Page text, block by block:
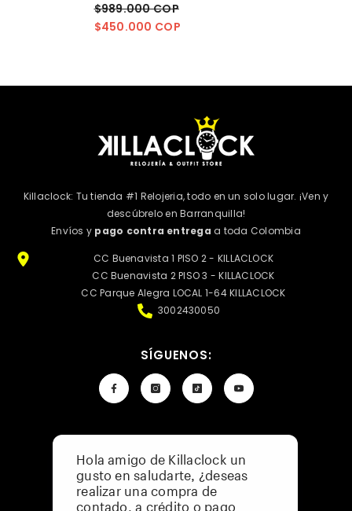
$989.000 COP
$450.000 COP
Killaclock: Tu tienda #1 Relojeria, todo en un solo lugar. ¡Ven y
descúbrelo en Barranquilla!
Envíos y pago contra entrega a toda Colombia
CC Buenavista 1 PISO 2 - KILLACLOCK
CC Buenavista 2 PISO 3 - KILLACLOCK
CC Parque Alegra LOCAL 1-64 KILLACLOCK
3002430050
SÍGUENOS:
Política De Privacidad
Preguntas Frecuentes
Catálogo De Menor A Mayor
Hola amigo de Killaclock un
gusto en saludarte, ¿deseas
realizar una compra de
contado, a crédito o pago